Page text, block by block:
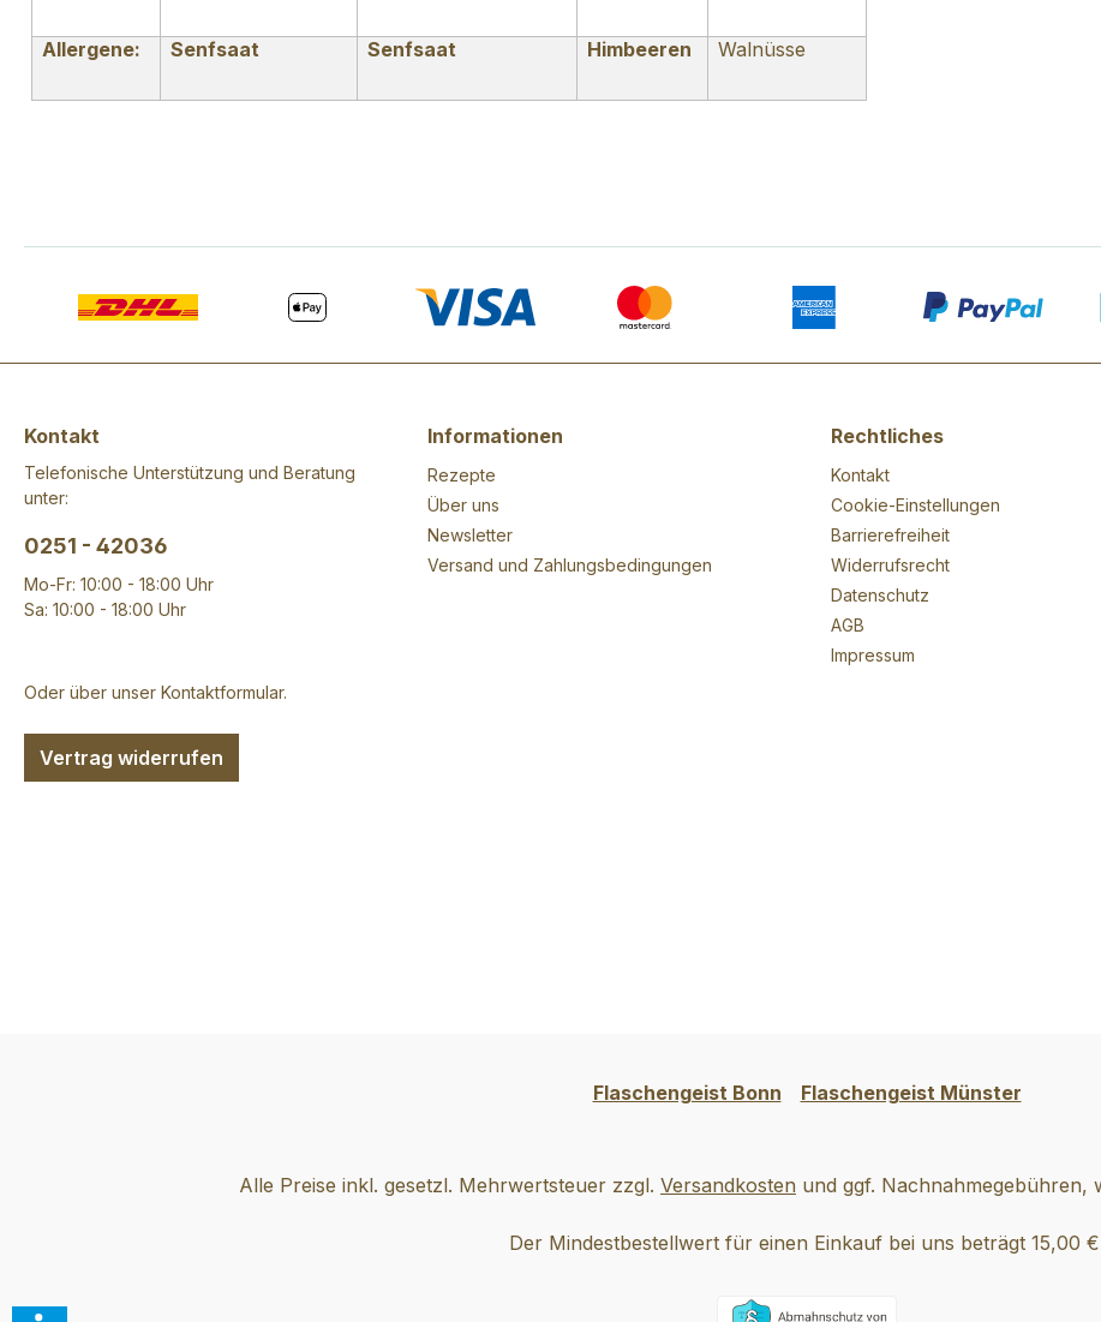
Allergene: Senfsaat Senfsaat Himbeeren Walnüsse
Kontakt
Telefonische Unterstützung und Beratung
unter:
0251 - 42036
Mo-Fr: 10:00 - 18:00 Uhr
Sa: 10:00 - 18:00 Uhr
Oder über unser Kontaktformular.
Vertrag widerrufen
Informationen
Rezepte
Über uns
Newsletter
Versand und Zahlungsbedingungen
Rechtliches
Kontakt
Cookie-Einstellungen
Barrierefreiheit
Widerrufsrecht
Datenschutz
AGB
Impressum
Flaschengeist Bonn Flaschengeist Münster
Alle Preise inkl. gesetzl. Mehrwertsteuer zzgl. Versandkosten und ggf. Nachnahmegebühren,
Der Mindestbestellwert für einen Einkauf bei uns beträgt 15,00